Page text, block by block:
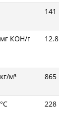
141
мг КОН/г 12.8
кг/м³ 865
°C 228